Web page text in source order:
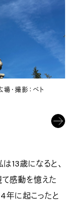
・撮影：ペト
13歳になると、
て感動を憶えた
年に起こったと